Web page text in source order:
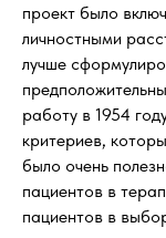
проект было
личностными
лучше
работу в 1954
критериев,
было очень
пациентов в
пациентов в